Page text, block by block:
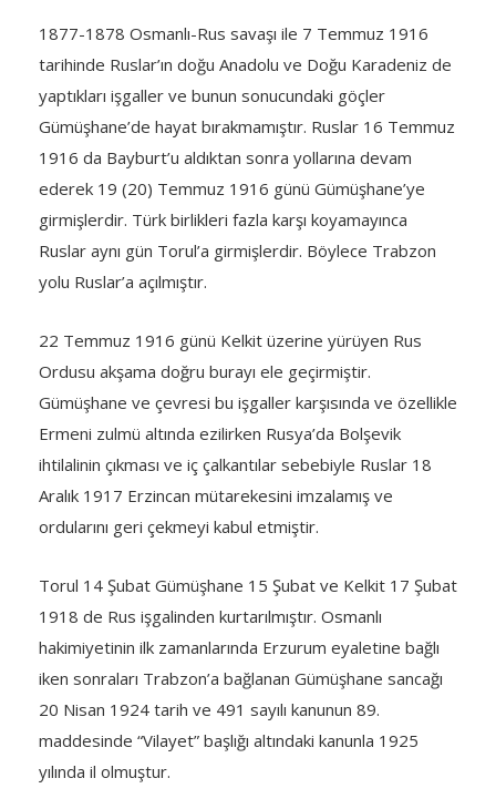
1877-1878 Osmanlı-Rus savaşı ile 7 Temmuz 1916
tarihinde Ruslar’ın doğu Anadolu ve Doğu Karadeniz de
yaptıkları işgaller ve bunun sonucundaki göçler
Gümüşhane’de hayat bırakmamıştır. Ruslar 16 Temmuz
1916 da Bayburt’u aldıktan sonra yollarına devam
ederek 19 (20) Temmuz 1916 günü Gümüşhane’ye
girmişlerdir. Türk birlikleri fazla karşı koyamayınca
Ruslar aynı gün Torul’a girmişlerdir. Böylece Trabzon
yolu Ruslar’a açılmıştır.
22 Temmuz 1916 günü Kelkit üzerine yürüyen Rus
Ordusu akşama doğru burayı ele geçirmiştir.
Gümüşhane ve çevresi bu işgaller karşısında ve özellikle
Ermeni zulmü altında ezilirken Rusya’da Bolşevik
ihtilalinin çıkması ve iç çalkantılar sebebiyle Ruslar 18
Aralık 1917 Erzincan mütarekesini imzalamış ve
ordularını geri çekmeyi kabul etmiştir.
Torul 14 Şubat Gümüşhane 15 Şubat ve Kelkit 17 Şubat
1918 de Rus işgalinden kurtarılmıştır. Osmanlı
hakimiyetinin ilk zamanlarında Erzurum eyaletine bağlı
iken sonraları Trabzon’a bağlanan Gümüşhane sancağı
20 Nisan 1924 tarih ve 491 sayılı kanunun 89.
maddesinde “Vilayet” başlığı altındaki kanunla 1925
yılında il olmuştur.